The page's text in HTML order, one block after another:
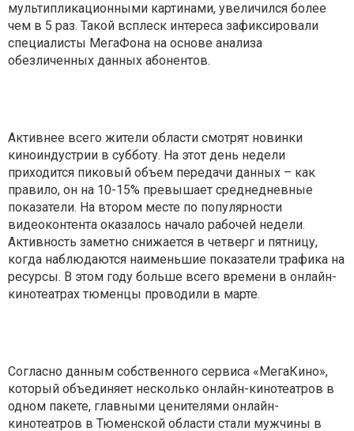
мультипликационными картинами, увеличился более
чем в 5 раз. Такой всплеск интереса зафиксировали
специалисты МегаФона на основе анализа
обезличенных данных абонентов.
Активнее всего жители области смотрят новинки
киноиндустрии в субботу. На этот день недели
приходится пиковый объем передачи данных – как
правило, он на 10-15% превышает среднедневные
показатели. На втором месте по популярности
видеоконтента оказалось начало рабочей недели.
Активность заметно снижается в четверг и пятницу,
когда наблюдаются наименьшие показатели трафика на
ресурсы. В этом году больше всего времени в онлайн-
кинотеатрах тюменцы проводили в марте.
Согласно данным собственного сервиса «МегаКино»,
который объединяет несколько онлайн-кинотеатров в
одном пакете, главными ценителями онлайн-
кинотеатров в Тюменской области стали мужчины в